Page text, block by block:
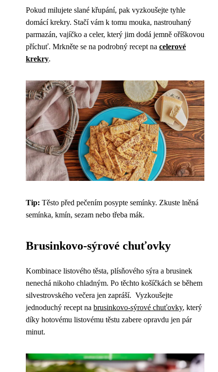
Pokud milujete slané křupání, pak vyzkoušejte tyhle
domácí krekry. Stačí vám k tomu mouka, nastrouhaný
parmazán, vajíčko a celer, který jim dodá jemně oříškovou
příchuť. Mrkněte se na podrobný recept na celerové
krekry.
Tip: Těsto před pečením posypte semínky. Zkuste lněná
semínka, kmín, sezam nebo třeba mák.
Brusinkovo-sýrové chuťovky
Kombinace listového těsta, plísňového sýra a brusinek
nenechá nikoho chladným. Po těchto košíčkách se během
silvestrovského večera jen zapráší. Vyzkoušejte
jednoduchý recept na brusinkovo-sýrové chuťovky, který
díky hotovému listovému těstu zabere opravdu jen pár
minut.